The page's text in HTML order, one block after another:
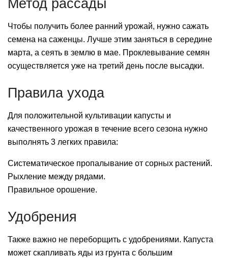
Метод рассады
Чтобы получить более ранний урожай, нужно сажать
семена на саженцы. Лучше этим заняться в середине
марта, а сеять в землю в мае. Проклевывание семян
осуществляется уже на третий день после высадки.
Правила ухода
Для положительной культивации капусты и
качественного урожая в течение всего сезона нужно
выполнять 3 легких правила:
Систематическое пропалывание от сорных растений.
Рыхление между рядами.
Правильное орошение.
Удобрения
Также важно не переборщить с удобрениями. Капуста
может скапливать яды из грунта с большим